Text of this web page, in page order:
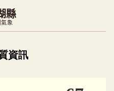
縣
象
覺預覽，完整即時空